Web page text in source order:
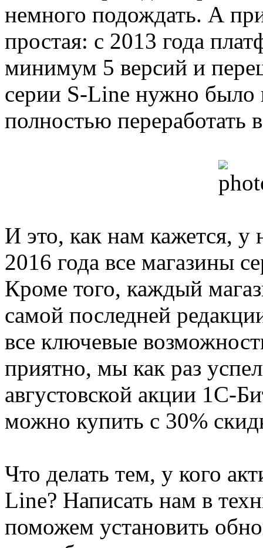
немного подождать. А
простая: с 2013 года
минимум 5 версий и
серии S-Line нужно было
полностью переработать
И это, как нам кажется, у
2016 года все магазины
Кроме того, каждый
самой последней
все ключевые
приятно, мы как раз
августовской акции 1С-
можно купить с 30%
Что делать тем, у кого
Line? Написать нам в
поможем установить